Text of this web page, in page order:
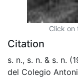
Click on
Citation
s. n., s. n. & s. n.
del Colegio